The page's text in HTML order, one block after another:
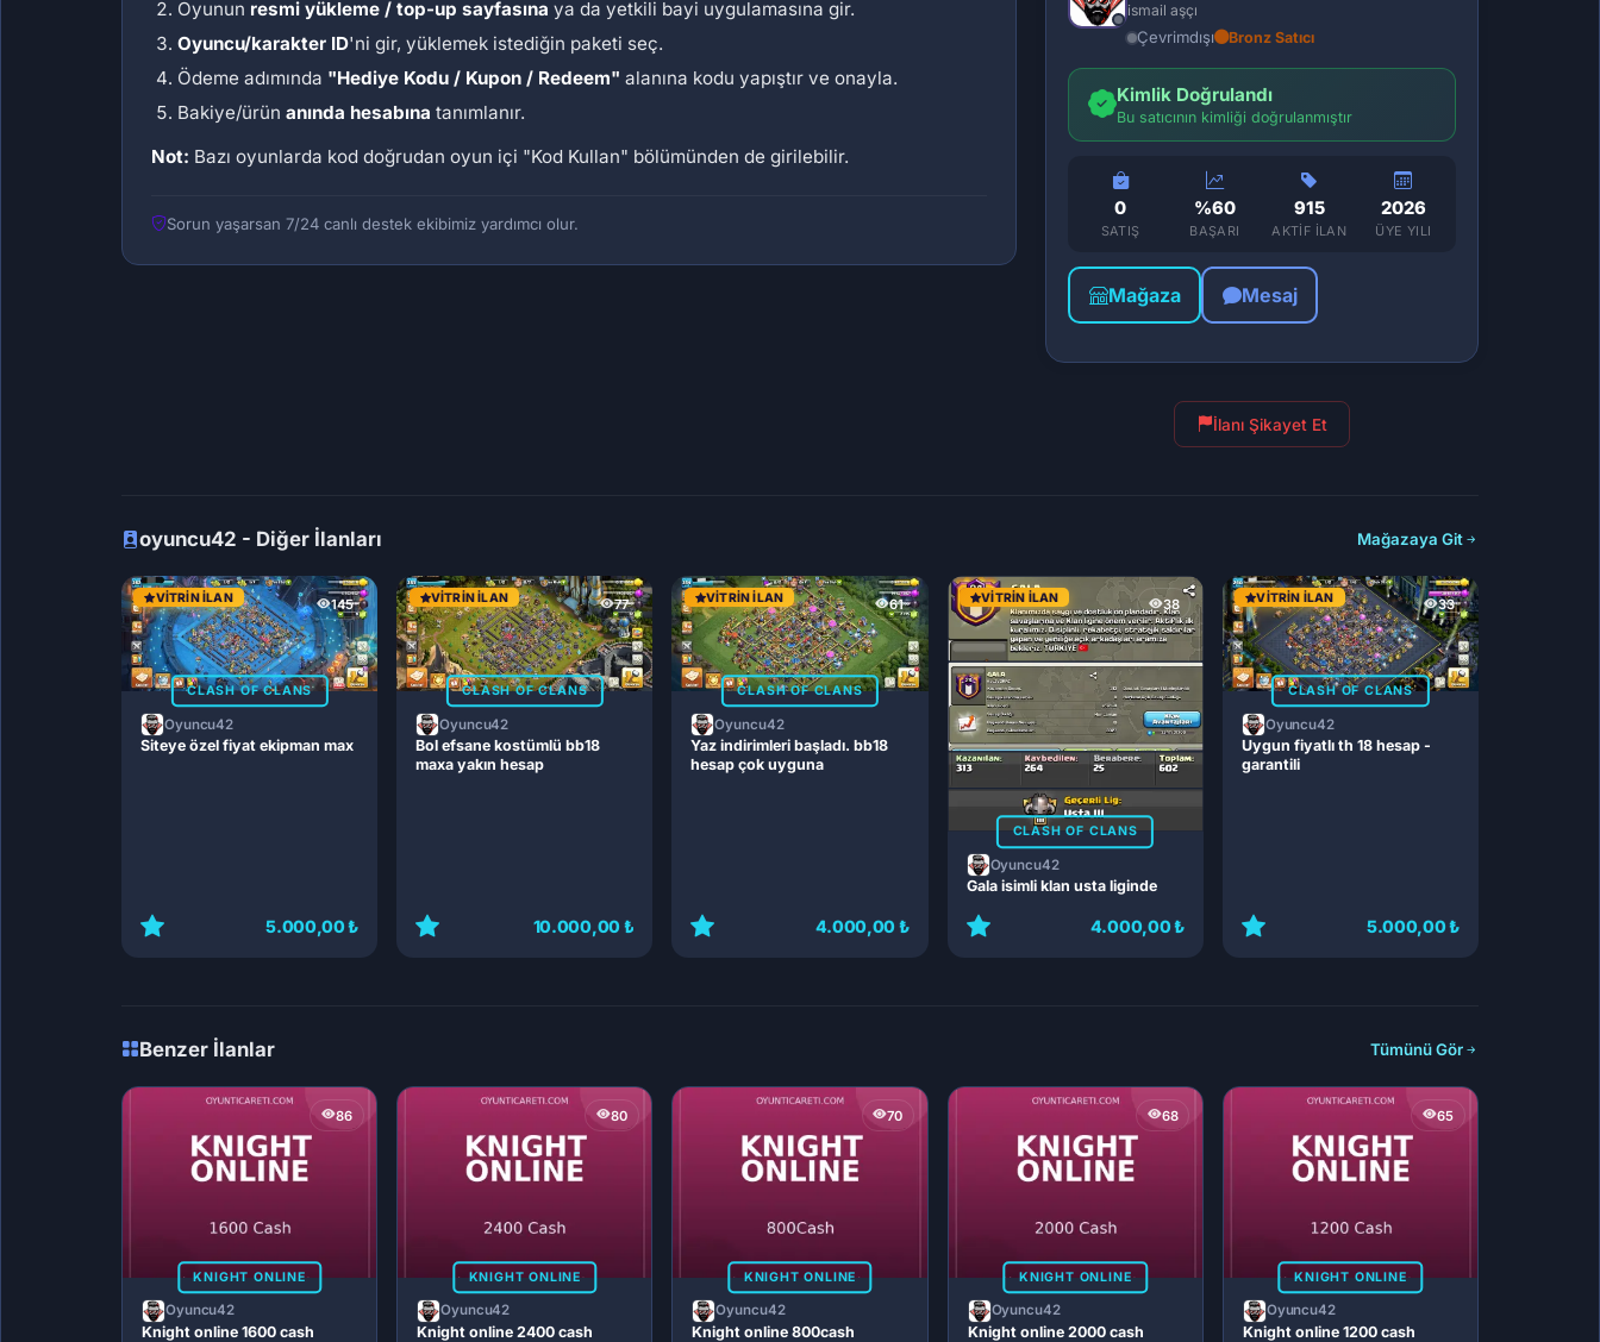
Oyunun resmi yükleme / top-up sayfasına ya da yetkili bayi uygulamasına gir.
Oyuncu/karakter ID'ni gir, yüklemek istediğin paketi seç.
Ödeme adımında "Hediye Kodu / Kupon / Redeem" alanına kodu yapıştır ve onayla.
Bakiye/ürünanında hesabına tanımlanır.
Not: Bazı oyunlarda kod doğrudan oyun içi "Kod Kullan" bölümünden de girilebilir.
Sorun yaşarsan 7/24 canlı destek ekibimiz yardımcı olur.
ismail aşçı
Çevrimdışı Bronz Satıcı
Kimlik Doğrulandı
Bu satıcının kimliği doğrulanmıştır
0
SATIŞ
%60
BAŞARI
915
AKTIF İLAN
2026
ÜYE YILI
Mağaza Mesaj
İlanı Şikayet Et
oyuncu42 - Diğer İlanları Mağazaya Git
145
VITRIN İLAN
CLASH OF CLANS
Oyuncu42
Siteye özel fiyat ekipman max
5.000,00 ₺
77
VITRIN İLAN
CLASH OF CLANS
Oyuncu42
Bol efsane kostümlü bb18
maxa yakın hesap
10.000,00 ₺
61
VITRIN İLAN
CLASH OF CLANS
Oyuncu42
Yaz indirimleri başladı. bb18
hesap çok uyguna
4.000,00 ₺
38
VITRIN İLAN
CLASH OF CLANS
Oyuncu42
Gala isimli klan usta liginde
4.000,00 ₺
33
VITRIN İLAN
CLASH OF CLANS
Oyuncu42
Uygun fiyatlı th 18 hesap -
garantili
5.000,00 ₺
Benzer İlanlar Tümünü Gör
86
KNIGHT ONLINE
Oyuncu42
Knight online 1600 cash
80
KNIGHT ONLINE
Oyuncu42
Knight online 2400 cash
70
KNIGHT ONLINE
Oyuncu42
Knight online 800cash
68
KNIGHT ONLINE
Oyuncu42
Knight online 2000 cash
65
KNIGHT ONLINE
Oyuncu42
Knight online 1200 cash